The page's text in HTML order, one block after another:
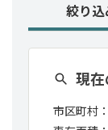
絞り
現
市区町村：